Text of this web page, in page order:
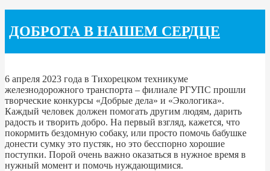
ДОБРОТА В НАШЕМ СЕРДЦЕ
6 апреля 2023 года в Тихорецком техникуме
железнодорожного транспорта – филиале РГУПС прошли
творческие конкурсы «Добрые дела» и «Экологика».
Каждый человек должен помогать другим людям, дарить
радость и творить добро. На первый взгляд, кажется, что
покормить бездомную собаку, или просто помочь бабушке
донести сумку это пустяк, но это бесспорно хорошие
поступки. Порой очень важно оказаться в нужное время в
нужный момент и помочь нуждающимися.